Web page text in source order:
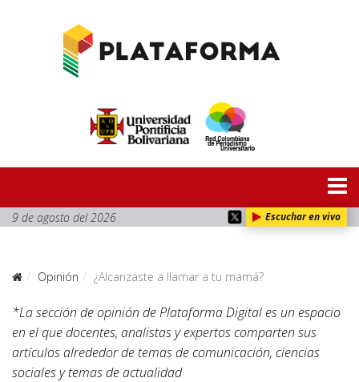
9 de agosto del 2026 Escuchar en vivo
Opinión ¿Alcanzaste a llamar a tu mamá?
*La sección de opinión de Plataforma Digital es un espacio
en el que docentes, analistas y expertos comparten sus
artículos alrededor de temas de comunicación, ciencias
sociales y temas de actualidad